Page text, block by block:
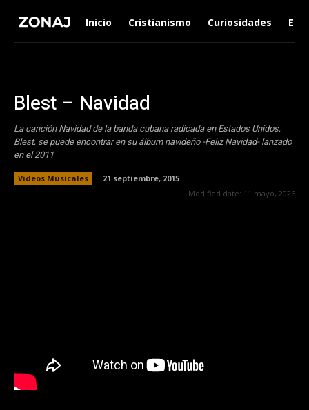
Inicio Cristianismo Curiosidades
Blest – Navidad
La canción Navidad de la banda cubana radicada en Estados Unidos,
Blest, se puede encontrar en su álbum navideño -Feliz Navidad- lanzado
en el 2011
Videos Músicales
21 septiembre, 2015
Modified date: 11 mayo, 2026